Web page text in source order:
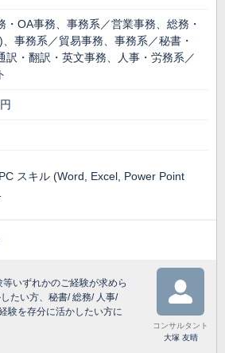
・OA事務、事務系／営業事務、総務・
事務系／貿易事務、事務系／秘書・
訳・翻訳・英文事務、人事・労務系／
スキル (Word, Excel, Power Point
いずれかのご経験が求めら
たい方、秘書/ 総務/ 人事/
験を存分に活かしたい方に
コンサルタント
大塚 友晴